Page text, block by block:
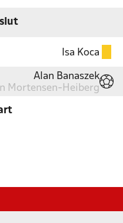
Isa Koca
Alan Banaszek
Mortensen-Heiberg